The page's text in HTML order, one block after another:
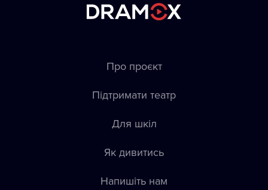
Про проєкт
Підтримати театр
Для шкіл
Як дивитись
Напишіть нам